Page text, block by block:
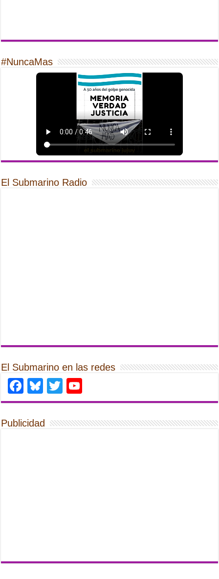
#NuncaMas
El Submarino Radio
El Submarino en las redes
Facebook
Bluesky
Twitter
Publicidad